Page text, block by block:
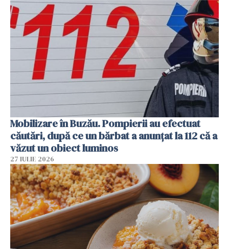
Mobilizare în Buzău. Pompierii au efectuat
căutări, după ce un bărbat a anunțat la 112 că a
văzut un obiect luminos
27 IULIE 2026